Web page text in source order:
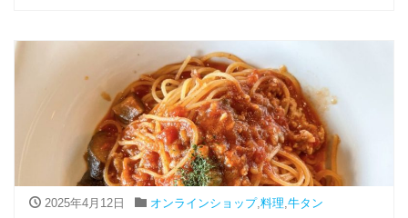
2025年4月12日 オンラインショップ,料理,牛タン